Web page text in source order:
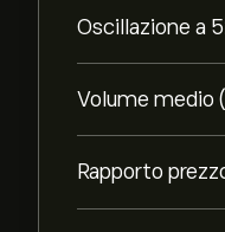
Oscillazione a
Volume medio
Rapporto